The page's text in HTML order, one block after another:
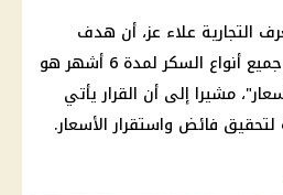
التجارية علاء عز، أن هدف
الدولة من مد حظر تصدير جميع أنواع السكر لمدة 6 أشهر هو
مشيرا إلى أن القرار يأتي
فائض واستقرار الأسعار.